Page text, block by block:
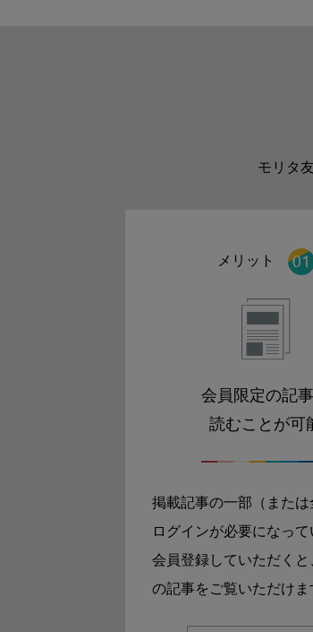
モリタ
メリット
会員限定の記
読むことが可
掲載記事の一部（または
ログインが必要になって
会員登録していただくと
の記事をご覧いただけま